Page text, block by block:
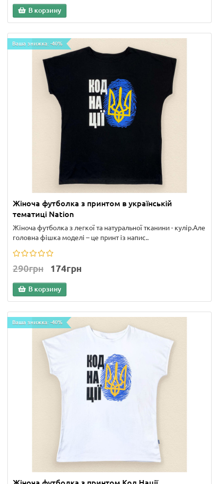
В корзину
Ваша знижка: -40%
Жіноча футболка з принтом в українській
тематиці Nation
Жіноча футболка з легкої та натуральної тканини - кулір.Але
головна фішка моделі – це принт із напис..
290грн 174грн
В корзину
Ваша знижка: -40%